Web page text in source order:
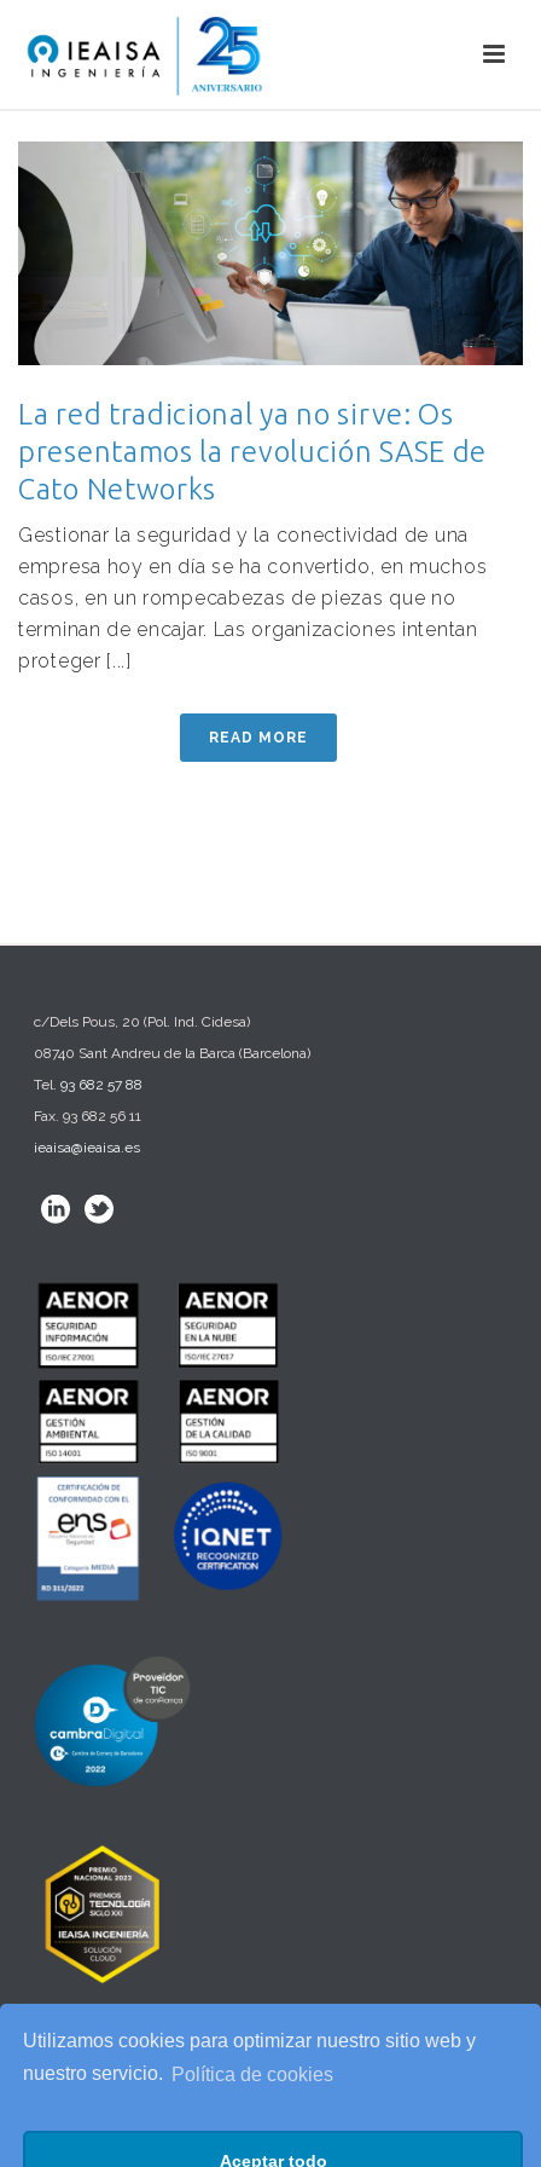
Utilizamos cookies para optimizar nuestro sitio web y
nuestro servicio.
Política de cookies
Aceptar todo
La red tradicional ya no sirve: Os
presentamos la revolución SASE de
Cato Networks
Gestionar la seguridad y la conectividad de una
empresa hoy en día se ha convertido, en muchos
casos, en un rompecabezas de piezas que no
terminan de encajar. Las organizaciones intentan
proteger [...]
READ MORE
c/Dels Pous, 20 (Pol. Ind. Cidesa)
08740 Sant Andreu de la Barca (Barcelona)
Tel.93 682 57 88
Fax. 93 682 56 11
ieaisa@ieaisa.es
IA de ESADE